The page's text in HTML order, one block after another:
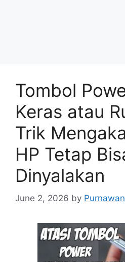
Tombol
Keras atau
Trik
HP Tetap
Dinyalakan
June 2, 2026 by Purnawan